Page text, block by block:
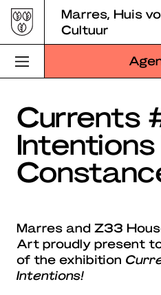
Skip
to
content
Marres, Huis
Cultuur
Bezoek Marres
Programma
Educatie
Marres Kitchen
Shop
Currents
Intentions
Marres and Z33
Art​ proudly present
of the exhibition
Intentions​!